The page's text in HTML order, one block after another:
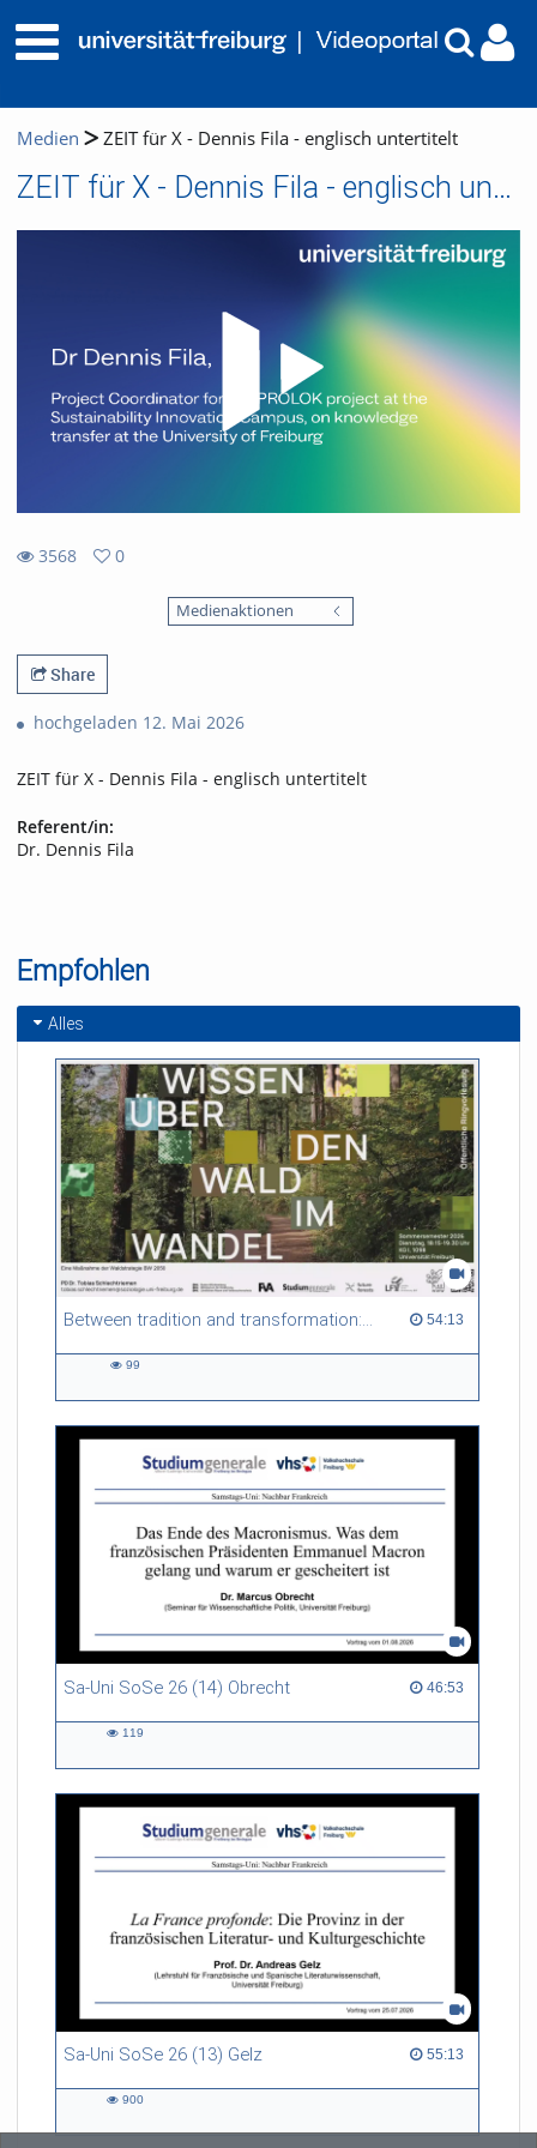
Medien ZEIT für X - Dennis Fila - englisch untertitelt
ZEIT für X - Dennis Fila - englisch untertitelt
3568
0
Medienaktionen
Share
hochgeladen 12. Mai 2026
ZEIT für X - Dennis Fila - englisch untertitelt
Referent/in:
Dr. Dennis Fila
Empfohlen
Alles
Between tradition and transformation: how owners, advisers and institutions co-create knowledge for resilient forests in Europe 54:13
54:13 duration
99
Sa-Uni SoSe 26 (14) Obrecht 46:53
46:53 duration
119
Sa-Uni SoSe 26 (13) Gelz 55:13
55:13 duration
900